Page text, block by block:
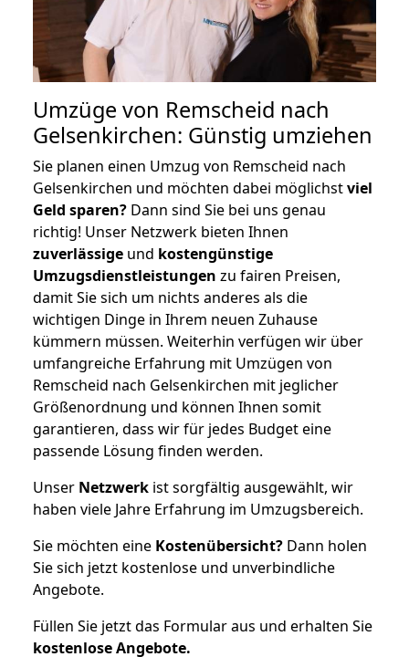
Umzüge von Remscheid nach
Gelsenkirchen: Günstig umziehen
Sie planen einen Umzug von Remscheid nach
Gelsenkirchen und möchten dabei möglichstviel
Geld sparen? Dann sind Sie bei uns genau
richtig! Unser Netzwerk bieten Ihnen
zuverlässige und kostengünstige
Umzugsdienstleistungen zu fairen Preisen,
damit Sie sich um nichts anderes als die
wichtigen Dinge in Ihrem neuen Zuhause
kümmern müssen. Weiterhin verfügen wir über
umfangreiche Erfahrung mit Umzügen von
Remscheid nach Gelsenkirchen mit jeglicher
Größenordnung und können Ihnen somit
garantieren, dass wir für jedes Budget eine
passende Lösung finden werden.
Unser Netzwerk ist sorgfältig ausgewählt, wir
haben viele Jahre Erfahrung im Umzugsbereich.
Sie möchten eine Kostenübersicht? Dann holen
Sie sich jetzt kostenlose und unverbindliche
Angebote.
Füllen Sie jetzt das Formular aus und erhalten Sie
kostenloseAngebote.